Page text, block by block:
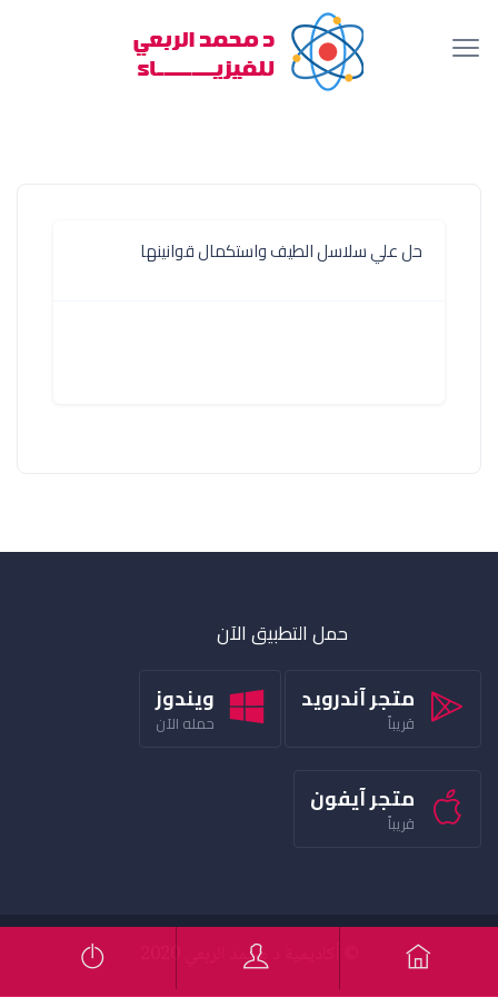
حل علي سلاسل الطيف واستكمال قوانينها
حمل التطبيق الآن
متجر آندرويد
قريباً
ويندوز
حمله الآن
متجر آيفون
قريباً
© أكاديمية د محمد الربعي 2020